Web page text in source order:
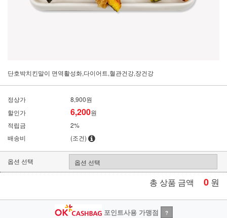
단호박치킨말이 면역활성화,다이어트,혈관건강,장건강
정상가
8,900원
할인가
6,200원
적립금
2%
배송비
(조건)
옵션 선택
총 상품 금액 0 원
포인트사용 가맹점 ?